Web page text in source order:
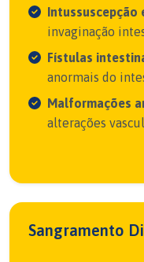
Intussuscepção
invaginação
Fístulas
anormais do
Malformações
alterações
Sangramento